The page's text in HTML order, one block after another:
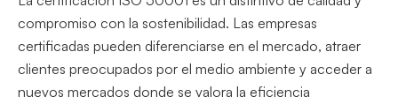
compromiso con la sostenibilidad. Las empresas
certificadas pueden diferenciarse en el mercado, atraer
clientes preocupados por el medio ambiente y acceder a
nuevos mercados donde se valora la eficiencia